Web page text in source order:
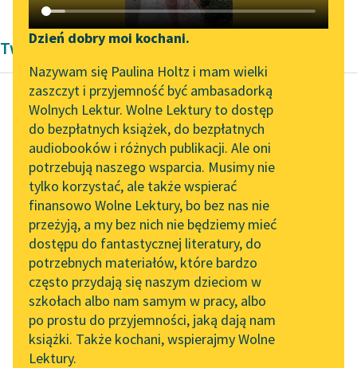
Katalog DAISY
Podkasty o książkach
Zgłoś brak utworu
Aktualności
„Prokurator Alicja Horn”
do słuchania
Byliśmy częścią AI Impact
Lab
Zapraszamy na spotkanie
online z tłumaczkami
literatury skandynawskiej
Spotkanie z Katarzyną
Tunkiel w Oslo
102. lata temu zmarł
Joseph Conrad
Narzędzia
Mapa Wolnych Lektur
Leśmianator
Przewodnik dla piszących i
czytających
API
OAI-PMH
Widget Wolnych Lektur
Przypisy
Dzień dobry moi kochani.
Nazywam się Paulina Holtz i mam wielki
zaszczyt i przyjemność być ambasadorką
Wolnych Lektur. Wolne Lektury to dostęp
do bezpłatnych książek, do bezpłatnych
audiobooków i różnych publikacji. Ale oni
potrzebują naszego wsparcia. Musimy nie
tylko korzystać, ale także wspierać
finansowo Wolne Lektury, bo bez nas nie
przeżyją, a my bez nich nie będziemy mieć
dostępu do fantastycznej literatury, do
potrzebnych materiałów, które bardzo
często przydają się naszym dzieciom w
szkołach albo nam samym w pracy, albo
po prostu do przyjemności, jaką dają nam
książki. Także kochani, wspierajmy Wolne
Lektury.
Twórczość Romana Jaworskiego
Roman Jaworski
Wesele hrabiego
Orgaza
Straszny jest ciężar
wiedzy, która
wskazuje:co i jak
wszelkich wątpliwości
śmiercią jest
sumienia...